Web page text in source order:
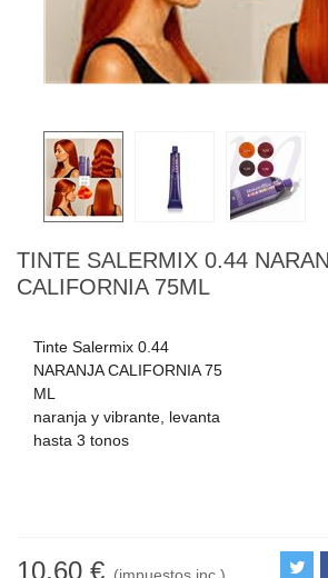
TINTE SALERMIX 0.44
CALIFORNIA 75ML
Tinte Salermix 0.44
NARANJA CALIFORNIA 75
ML
naranja y vibrante, levanta
hasta 3 tonos
10,60 €